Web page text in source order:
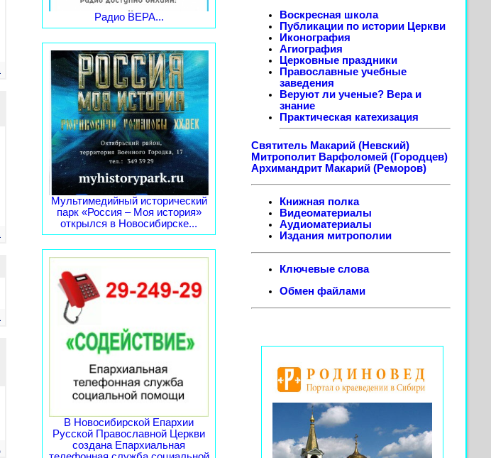
Радио ВЕРА...
Мультимедийный исторический
парк «Россия – Моя история»
открылся в Новосибирске...
В Новосибирской Епархии
Русской Православной Церкви
создана Епархиальная
Воскресная школа
Публикации по истории Церкви
Иконография
Агиография
Церковные праздники
Православные учебные
заведения
Веруют ли ученые? Вера и
знание
Практическая катехизация
Святитель Макарий (Невский)
Митрополит Варфоломей (Городцев)
Архимандрит Макарий (Реморов)
Книжная полка
Видеоматериалы
Аудиоматериалы
Издания митрополии
Ключевые слова
Обмен файлами